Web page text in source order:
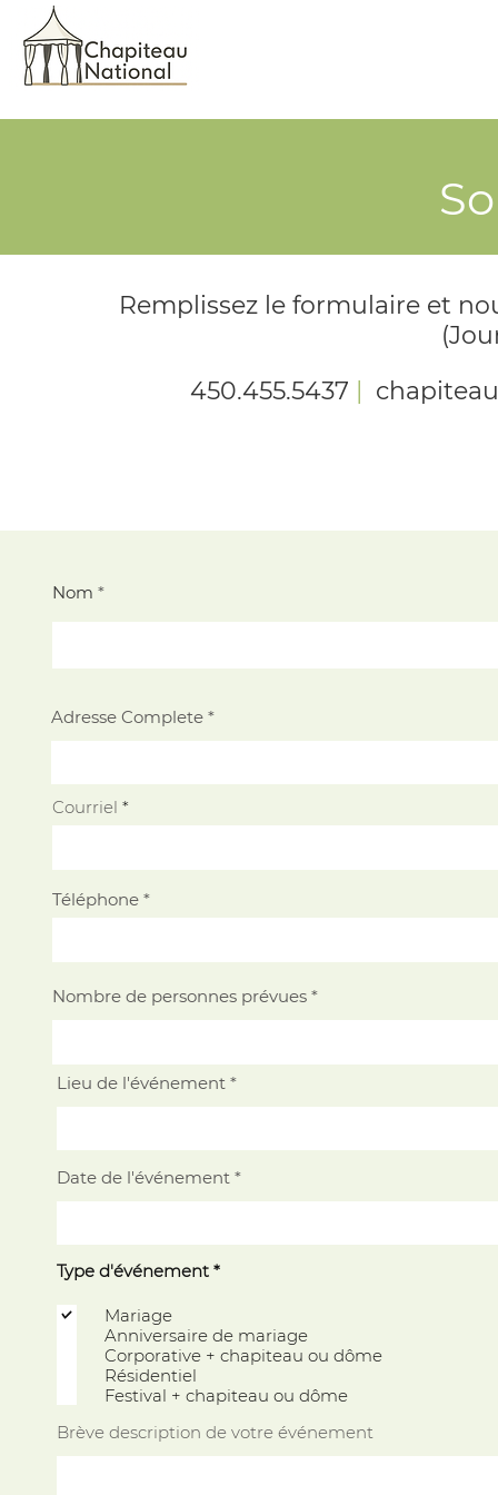
Remplissez le formulaire et
450.455.5437
Nom
Adresse Complete
Courriel
Téléphone
Nombre de personnes prévues
Lieu de l'événement
Date de l'événement
Type d'événement *O
g
a
o
i
e
Mariage
Anniversaire de mariage
Corporative + chapiteau ou dôme
Résidentiel
Festival + chapiteau ou dôme
Brève description de votre événement